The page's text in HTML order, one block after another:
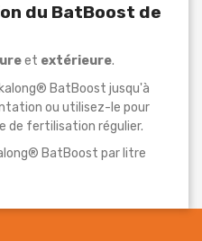
du BatBoost de
et extérieure.
BatBoost jusqu'à
ou utilisez-le pour
de fertilisation régulier.
BatBoost par litre